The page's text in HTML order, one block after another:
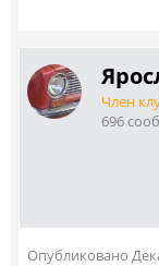
Член
696
Опубликовано